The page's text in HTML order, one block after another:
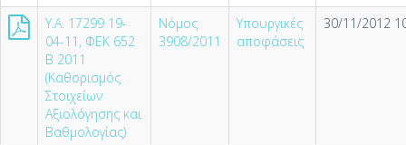
Υ.Α. 17299 19-
04-11, ΦΕΚ 652
Β 2011
(Καθορισμός
Στοιχείων
Αξιολόγησης και
Βαθμολογίας)
Νόμος
3908/2011
Υπουργικές
αποφάσεις
30/11/2012